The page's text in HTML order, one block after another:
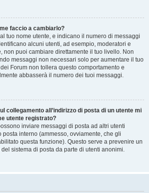
faccio a cambiarlo?
tuo nome utente, e indicano il numero di messaggi
alcuni utenti, ad esempio, moderatori e
non puoi cambiare direttamente il tuo livello. Non
messaggi non necessari solo per aumentare il tuo
Forum non tollera questo comportamento e
abbasserà il numero dei tuoi messaggi.
collegamento all’indirizzo di posta di un utente mi
utente registrato?
inviare messaggi di posta ad altri utenti
interno (ammesso, ovviamente, che gli
questa funzione). Questo serve a prevenire un
sistema di posta da parte di utenti anonimi.